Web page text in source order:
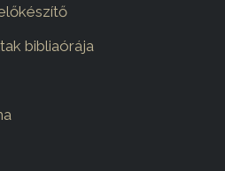
bibliaórája